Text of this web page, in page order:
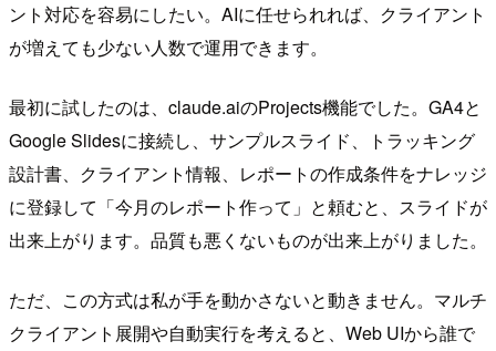
ント対応を容易にしたい。AIに任せられれば、クライアント
が増えても少ない人数で運用できます。
最初に試したのは、claude.aiのProjects機能でした。GA4と
Google Slidesに接続し、サンプルスライド、トラッキング
設計書、クライアント情報、レポートの作成条件をナレッジ
に登録して「今月のレポート作って」と頼むと、スライドが
出来上がります。品質も悪くないものが出来上がりました。
ただ、この方式は私が手を動かさないと動きません。マルチ
クライアント展開や自動実行を考えると、Web UIから誰で